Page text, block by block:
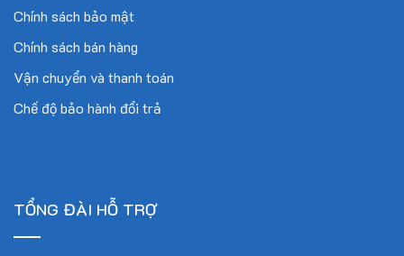
Chính sách bảo mật
Chính sách bán hàng
Vận chuyển và thanh toán
Chế độ bảo hành đổi trả
TỔNG ĐÀI HỖ TRỢ